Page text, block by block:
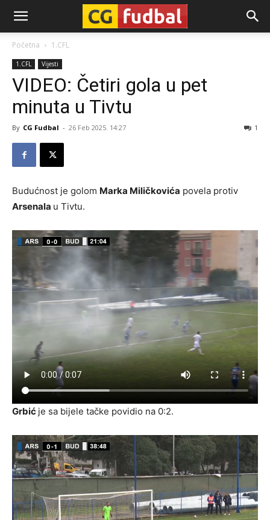
CG-
Fudbal
Početna 1.CFL
1.CFL Vijesti
VIDEO: Četiri gola u pet
minuta u Tivtu
By CG Fudbal - 26 Feb 2025. 14:27 1
Budućnost je golom Marka Miličkovića povela protiv
Arsenala u Tivtu.
Grbić je sa bijele tačke povidio na 0:2.